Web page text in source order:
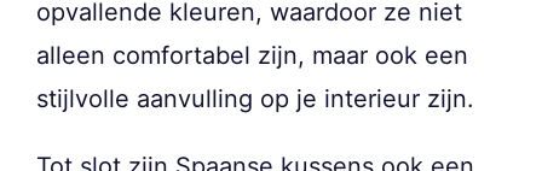
opvallende kleuren, waardoor ze niet
alleen comfortabel zijn, maar ook een
stijlvolle aanvulling op je interieur zijn.